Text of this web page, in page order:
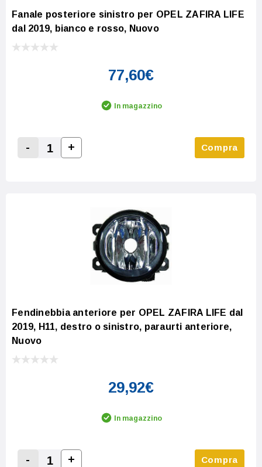
Fanale posteriore sinistro per OPEL ZAFIRA LIFE
dal 2019, bianco e rosso, Nuovo
77,60€
In magazzino
Decrease Quantity:
-
Increase Quantity:
+ Compra
Fendinebbia anteriore per OPEL ZAFIRA LIFE dal
2019, H11, destro o sinistro, paraurti anteriore,
Nuovo
29,92€
In magazzino
- + Compra